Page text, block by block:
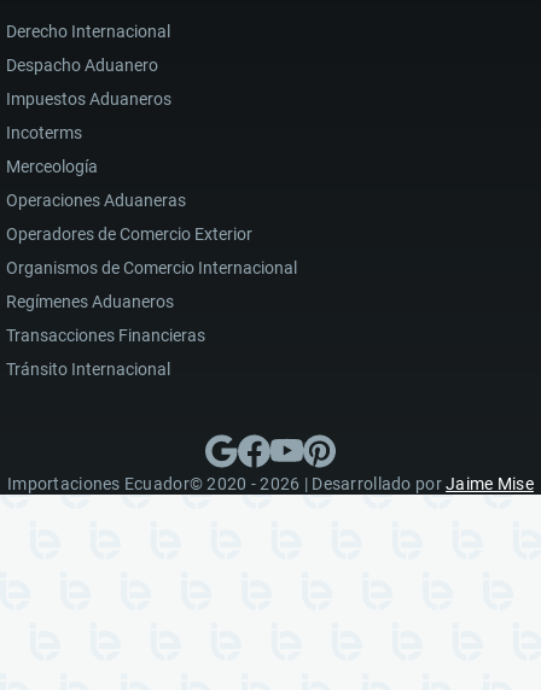
Derecho Internacional
Despacho Aduanero
Impuestos Aduaneros
Incoterms
Merceología
Operaciones Aduaneras
Operadores de Comercio Exterior
Organismos de Comercio Internacional
Regímenes Aduaneros
Transacciones Financieras
Tránsito Internacional
Importaciones Ecuador© 2020 - 2026 | Desarrollado porJaime Mise